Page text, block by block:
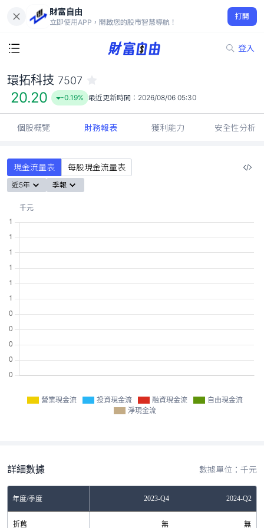
財富自由
立即使用APP，開啟您的股市智慧導航！
打開
登入
20.20
-0.19%
環拓科技 7507
20.20 -0.19% 最近更新時間： 2026/08/06 05:30
個股概覽 財務報表 獲利能力 安全性分析
現金流量表 每股現金流量表
近5年 季報
營業現金流 投資現金流 融資現金流
自由現金流
淨現金流
詳細數據 數據單位：千元
年度/季度 2023-Q4 2024-Q2
折舊 無 無